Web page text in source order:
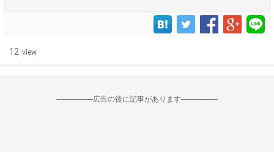
12 view
--------------------広告の後に記事があります--------------------